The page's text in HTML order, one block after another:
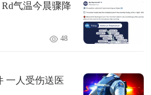
气温今晨骤降
48
一人受伤送医